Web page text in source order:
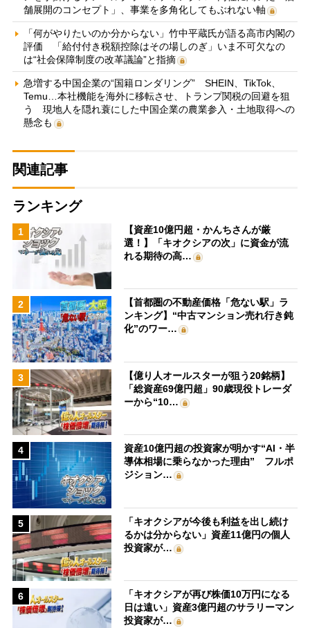
舗展開のコンセプト」、事業を多角化してもぶれない軸
「何がやりたいのか分からない」竹中平蔵氏が語る高市内閣の
評価 「給付付き税額控除はその場しのぎ」いま不可欠なの
は“社会保障制度の改革議論”と指摘
急増する中国企業の“国籍ロンダリング” SHEIN、TikTok、
Temu…本社機能を海外に移転させ、トランプ関税の回避を狙
う 現地人を隠れ蓑にした中国企業の農業参入・土地取得への
懸念も
関連記事
ランキング
1
【資産10億円超・かんちさんが厳
選！】「キオクシアの次」に資金が流
れる期待の高…
2
【首都圏の不動産価格「危ない駅」ラ
ンキング】“中古マンション売れ行き鈍
化”のワー…
3
【億り人オールスターが狙う20銘柄】
「総資産69億円超」90歳現役トレーダ
ーから“10…
4
資産10億円超の投資家が明かす“AI・半
導体相場に乗らなかった理由” フルポ
ジション…
5
「キオクシアが今後も利益を出し続け
るかは分からない」資産11億円の個人
投資家が…
6
「キオクシアが再び株価10万円になる
日は遠い」資産3億円超のサラリーマン
投資家が…